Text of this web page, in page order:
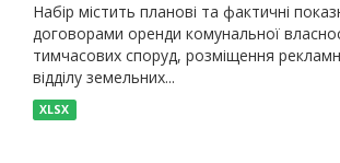
Набір містить планові та фактичні
договорами оренди комунальної
тимчасових споруд, розміщення
відділу земельних...
XLSX